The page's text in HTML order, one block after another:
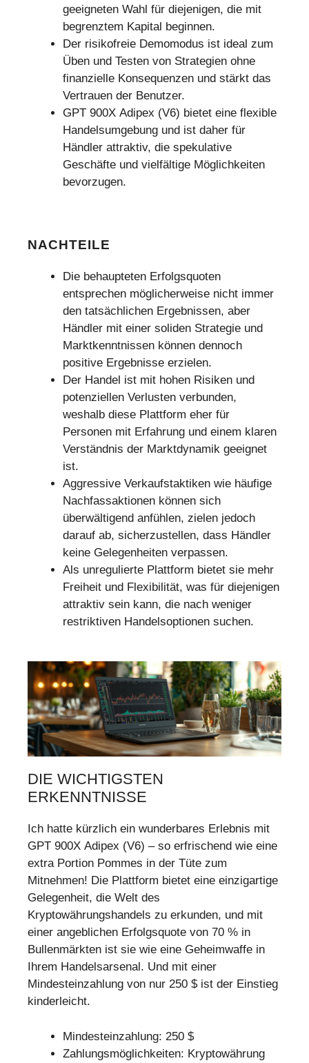
geeigneten Wahl für diejenigen, die mit
begrenztem Kapital beginnen.
Der risikofreie Demomodus ist ideal zum
Üben und Testen von Strategien ohne
finanzielle Konsequenzen und stärkt das
Vertrauen der Benutzer.
GPT 900X Adipex (V6) bietet eine flexible
Handelsumgebung und ist daher für
Händler attraktiv, die spekulative
Geschäfte und vielfältige Möglichkeiten
bevorzugen.
NACHTEILE
Die behaupteten Erfolgsquoten
entsprechen möglicherweise nicht immer
den tatsächlichen Ergebnissen, aber
Händler mit einer soliden Strategie und
Marktkenntnissen können dennoch
positive Ergebnisse erzielen.
Der Handel ist mit hohen Risiken und
potenziellen Verlusten verbunden,
weshalb diese Plattform eher für
Personen mit Erfahrung und einem klaren
Verständnis der Marktdynamik geeignet
ist.
Aggressive Verkaufstaktiken wie häufige
Nachfassaktionen können sich
überwältigend anfühlen, zielen jedoch
darauf ab, sicherzustellen, dass Händler
keine Gelegenheiten verpassen.
Als unregulierte Plattform bietet sie mehr
Freiheit und Flexibilität, was für diejenigen
attraktiv sein kann, die nach weniger
restriktiven Handelsoptionen suchen.
DIE WICHTIGSTEN
ERKENNTNISSE
Ich hatte kürzlich ein wunderbares Erlebnis mit
GPT 900X Adipex (V6) – so erfrischend wie eine
extra Portion Pommes in der Tüte zum
Mitnehmen! Die Plattform bietet eine einzigartige
Gelegenheit, die Welt des
Kryptowährungshandels zu erkunden, und mit
einer angeblichen Erfolgsquote von 70 % in
Bullenmärkten ist sie wie eine Geheimwaffe in
Ihrem Handelsarsenal. Und mit einer
Mindesteinzahlung von nur 250 $ ist der Einstieg
kinderleicht.
Mindesteinzahlung: 250 $
Zahlungsmöglichkeiten: Kryptowährung